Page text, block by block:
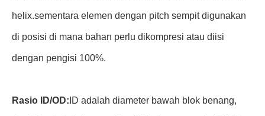
helix.sementara elemen dengan pitch sempit digunakan
di posisi di mana bahan perlu dikompresi atau diisi
dengan pengisi 100%.
Rasio ID/OD: ID adalah diameter bawah blok benang,